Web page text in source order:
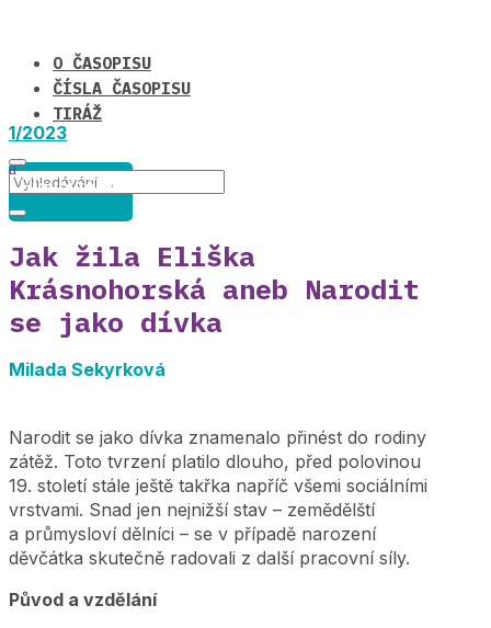
O ČASOPISU
ČÍSLA ČASOPISU
TIRÁŽ
1/2023
Hlavní téma
Jak žila Eliška
Krásnohorská aneb Narodit
se jako dívka
Milada Sekyrková
Narodit se jako dívka znamenalo přinést do rodiny
zátěž. Toto tvrzení platilo dlouho, před polovinou
19. století stále ještě takřka napříč všemi sociálními
vrstvami. Snad jen nejnižší stav – zemědělští
a průmysloví dělníci – se v případě narození
děvčátka skutečně radovali z další pracovní síly.
Původ a vzdělání